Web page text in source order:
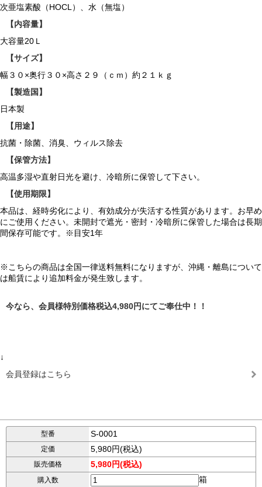
次亜塩素酸（HOCL）、水（無塩）
【内容量】
大容量20Ｌ
【サイズ】
幅３０×奥行３０×高さ２９（ｃｍ）約２１ｋｇ
【製造国】
日本製
【用途】
抗菌・除菌、消臭、ウィルス除去
【保管方法】
高温多湿や直射日光を避け、冷暗所に保管して下さい。
【使用期限】
本品は、経時劣化により、有効成分が失活する性質があります。お早め
にご使用ください。未開封で遮光・密封・冷暗所に保管した場合は長期
間保存可能です。※目安1年
※こちらの商品は全国一律送料無料になりますが、沖縄・離島について
は船賃により追加料金が発生致します。
今なら、会員様特別価格税込4,980円にてご奉仕中！！
↓
会員登録はこちら
型番 S-0001
定価 5,980円(税込)
販売価格 5,980円(税込)
購入数 箱